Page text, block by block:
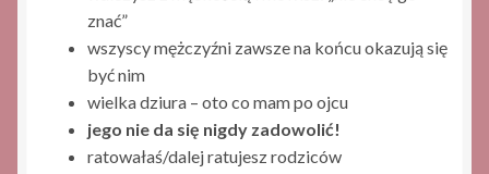
znać”
wszyscy mężczyźni zawsze na końcu okazują się
być nim
wielka dziura – oto co mam po ojcu
jego nie da się nigdy zadowolić!
ratowałaś/dalej ratujesz rodziców